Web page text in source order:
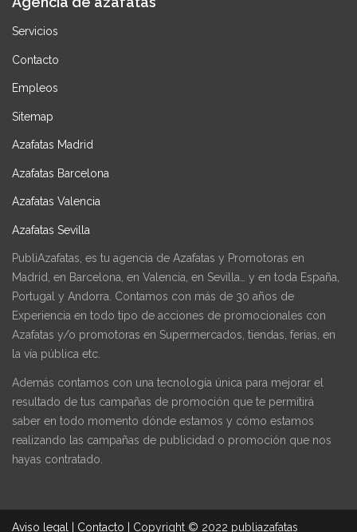
Servicios
Contacto
Empleos
Sitemap
Azafatas Madrid
Azafatas Barcelona
Azafatas Valencia
Azafatas Sevilla
PubliAzafatas, es tu agencia de Azafatas y Promotoras en
Madrid, en Barcelona, en Valencia, en Sevilla… y en toda España,
Portugal y Andorra. Contamos con más de 30 años de
Experiencia en todo tipo de acciones de promocionales con
Azafatas y/o promotoras en Supermercados, tiendas, ferias, en
la vía pública etc.
Además contamos con una tecnología única para mejorar el
resultado de tus campañas de promoción que te permitirá
saber en todo momento dónde estamos y cómo estamos
realizando las campañas de publicidad o promoción que nos
hayas contratado.
Aviso legal Contacto Copyright © 2022 publiazafatas